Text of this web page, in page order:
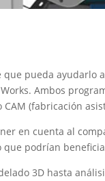
que pueda ayudarlo
Ambos
(fabricación
en cuenta al
que podrían
3D hasta